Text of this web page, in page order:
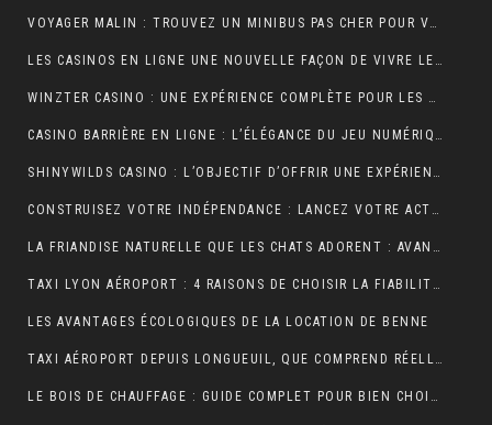
VOYAGER MALIN : TROUVEZ UN MINIBUS PAS CHER POUR VOS DÉPLACEMENTS EN GROUPE
LES CASINOS EN LIGNE UNE NOUVELLE FAÇON DE VIVRE LE JEU
WINZTER CASINO : UNE EXPÉRIENCE COMPLÈTE POUR LES AMATEURS DE JEUX EN LIGNE
CASINO BARRIÈRE EN LIGNE : L’ÉLÉGANCE DU JEU NUMÉRIQUE AU SERVICE DES JOUEURS MODERNES
SHINYWILDS CASINO : L’OBJECTIF D’OFFRIR UNE EXPÉRIENCE DE JEU EXCEPTIONNELLE ET SÉCURISÉE
CONSTRUISEZ VOTRE INDÉPENDANCE : LANCEZ VOTRE ACTIVITÉ DE MARCHAND DE BIENS OU AGENT IMMOBILIER
LA FRIANDISE NATURELLE QUE LES CHATS ADORENT : AVANTAGES ET CONSEILS
TAXI LYON AÉROPORT : 4 RAISONS DE CHOISIR LA FIABILITÉ ET LE CONFORT POUR VOS TRAJETS
LES AVANTAGES ÉCOLOGIQUES DE LA LOCATION DE BENNE
TAXI AÉROPORT DEPUIS LONGUEUIL, QUE COMPREND RÉELLEMENT LE PRIX ANNONCÉ ?
LE BOIS DE CHAUFFAGE : GUIDE COMPLET POUR BIEN CHOISIR SON COMBUSTIBLE